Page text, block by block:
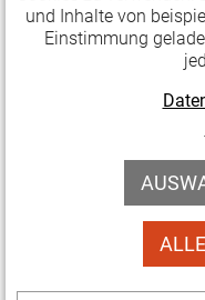
Projektförderung
die wesentlichen
nur nützliche Tipps,
individuelle Fragen
Alexander
Termin: Do. 30. Mai,
und Inhalte von
Einstimmung